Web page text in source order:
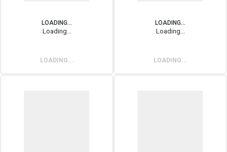
LOADING...
Loading...
LOADING...
LOADING...
Loading...
LOADING...